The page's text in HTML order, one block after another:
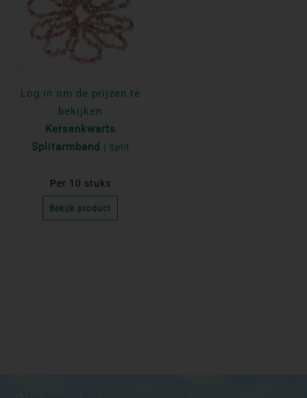
Log in om de prijzen te
bekijken
Kersenkwarts
Splitarmband | Split
Per 10 stuks
Bekijk product